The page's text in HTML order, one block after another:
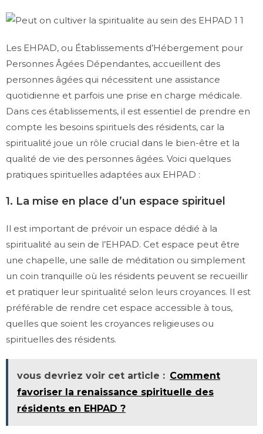
Les EHPAD, ou Établissements d’Hébergement pour
Personnes Âgées Dépendantes, accueillent des
personnes âgées qui nécessitent une assistance
quotidienne et parfois une prise en charge médicale.
Dans ces établissements, il est essentiel de prendre en
compte les besoins spirituels des résidents, car la
spiritualité joue un rôle crucial dans le bien-être et la
qualité de vie des personnes âgées. Voici quelques
pratiques spirituelles adaptées aux EHPAD :
1. La mise en place d’un espace spirituel
Il est important de prévoir un espace dédié à la
spiritualité au sein de l’EHPAD. Cet espace peut être
une chapelle, une salle de méditation ou simplement
un coin tranquille où les résidents peuvent se recueillir
et pratiquer leur spiritualité selon leurs croyances. Il est
préférable de rendre cet espace accessible à tous,
quelles que soient les croyances religieuses ou
spirituelles des résidents.
vous devriez voir cet article : Comment
favoriser la renaissance spirituelle des
résidents en EHPAD ?